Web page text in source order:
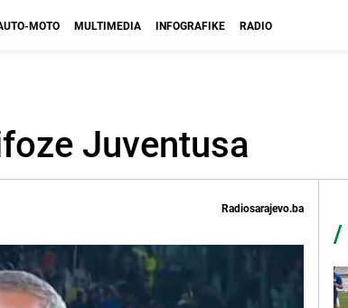
MOTO MULTIMEDIA INFOGRAFIKE RADIO
Juventusa
Radiosarajevo.ba
/